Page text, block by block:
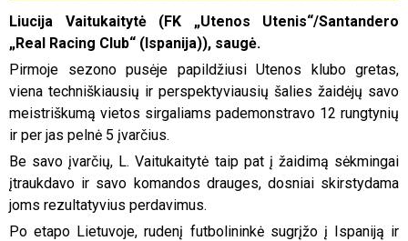
Liucija Vaitukaitytė (FK „Utenos Utenis“/Santandero
„Real Racing Club“ (Ispanija)), saugė.
Pirmoje sezono pusėje papildžiusi Utenos klubo gretas,
viena techniškiausių ir perspektyviausių šalies žaidėjų savo
meistriškumą vietos sirgaliams pademonstravo 12 rungtynių
ir per jas pelnė 5 įvarčius.
Be savo įvarčių, L. Vaitukaitytė taip pat į žaidimą sėkmingai
įtraukdavo ir savo komandos drauges, dosniai skirstydama
joms rezultatyvius perdavimus.
Po etapo Lietuvoje, rudenį futbolininkė sugrįžo į Ispaniją ir